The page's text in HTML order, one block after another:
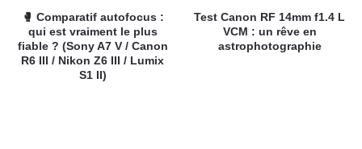
🥊 Comparatif autofocus :
qui est vraiment le plus
fiable ? (Sony A7 V / Canon
R6 III / Nikon Z6 III / Lumix
S1 II)
Test Canon RF 14mm f1.4 L
VCM : un rêve en
astrophotographie